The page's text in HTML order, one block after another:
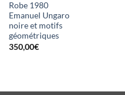
Robe 1980
Emanuel Ungaro
noire et motifs
géométriques
350,00€